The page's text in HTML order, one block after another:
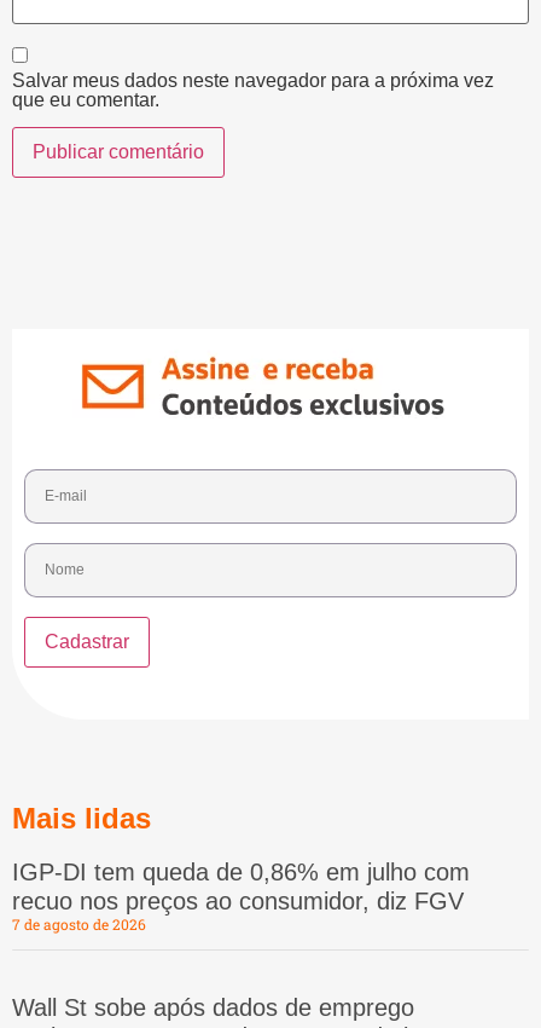
Salvar meus dados neste navegador para a próxima vez
que eu comentar.
Mais lidas
IGP-DI tem queda de 0,86% em julho com
recuo nos preços ao consumidor, diz FGV
7 de agosto de 2026
Wall St sobe após dados de emprego